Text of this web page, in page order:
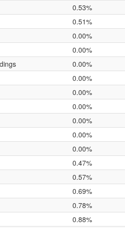
0.53%
0.51%
0.00%
0.00%
0.00%
0.00%
0.00%
0.00%
0.00%
0.00%
0.00%
0.47%
0.57%
0.69%
0.78%
0.88%